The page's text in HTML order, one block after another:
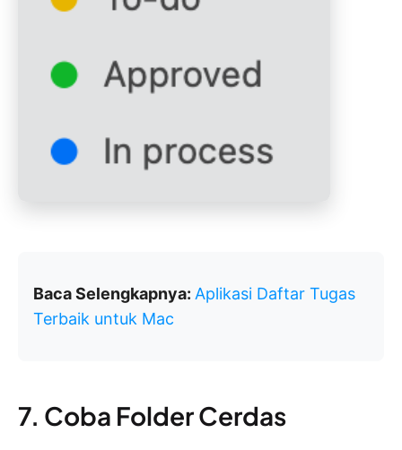
Baca Selengkapnya: Aplikasi Daftar Tugas
Terbaik untuk Mac
7. Coba Folder Cerdas